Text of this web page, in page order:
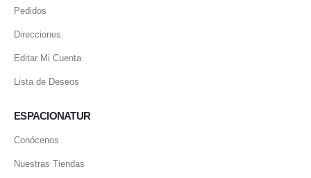
Pedidos
Direcciones
Editar Mi Cuenta
Lista de Deseos
ESPACIONATUR
Conócenos
Nuestras Tiendas